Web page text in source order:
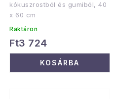
kókuszrostból és gumiból, 40
x 60 cm
Raktáron
Ft3 724
KOSÁRBA